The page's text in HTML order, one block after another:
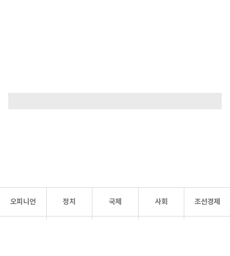
오피니언 정치 국제 사회 조선경제